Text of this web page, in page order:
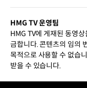
HMG TV 운영팀
HMG TV에 게재된 동영
금합니다. 콘텐츠의 임의
목적으로 사용할 수 없습
받을 수 있습니다.